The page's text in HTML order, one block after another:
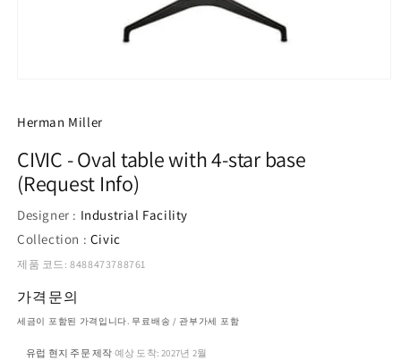
에
미
디
어
1
열
Herman Miller
CIVIC - Oval table with 4-star base
(Request Info)
Designer : Industrial Facility
Collection : Civic
제품 코드: 8488473788761
가격문의
세금이 포함된 가격입니다. 무료배송 / 관부가세 포함
유럽 현지 주문 제작 예상 도착: 2027년 2월